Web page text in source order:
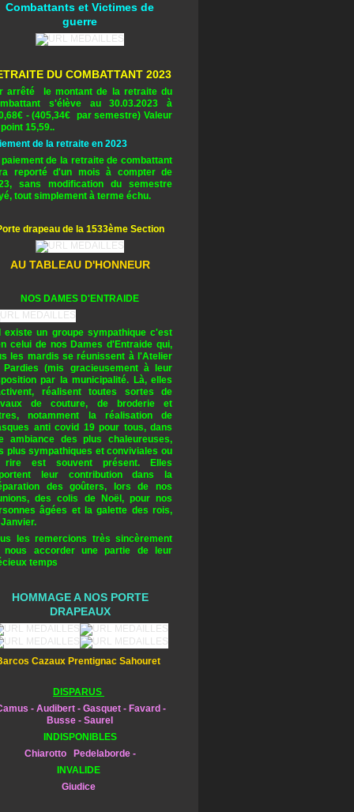
Combattants et Victimes de
guerre
DU COMBATTANT 2023
arrêté le montant de la retraite du
s'élève au 30.03.2023 à
€ - (405,34€ par semestre) Valeur
15,59..
de la retraite en 2023
paiement de la retraite de combattant
reporté d'un mois à compter de
sans modification du semestre
tout simplement à terme échu.
drapeau de la 1533ème Section
AU TABLEAU D'HONNEUR
NOS DAMES D'ENTRAIDE
existe un groupe sympathique c'est
celui de nos Dames d'Entraide qui,
les mardis se réunissent à l'Atelier
Pardies (mis gracieusement à leur
par la municipalité. Là, elles
réalisent toutes sortes de
de couture, de broderie et
notamment la réalisation de
anti covid 19 pour tous, dans
ambiance des plus chaleureuses,
plus sympathiques et conviviales ou
rire est souvent présent. Elles
leur contribution dans la
des goûters, lors de nos
des colis de Noël, pour nos
âgées et la galette des rois,
les remercions très sincèrement
nous accorder une partie de leur
temps
HOMMAGE A NOS PORTE
DRAPEAUX
Cazaux Prentignac Sahouret
DISPARUS
- Audibert - Gasquet - Favard -
Busse - Saurel
INDISPONIBLES
Chiarotto Pedelaborde -
INVALIDE
Giudice